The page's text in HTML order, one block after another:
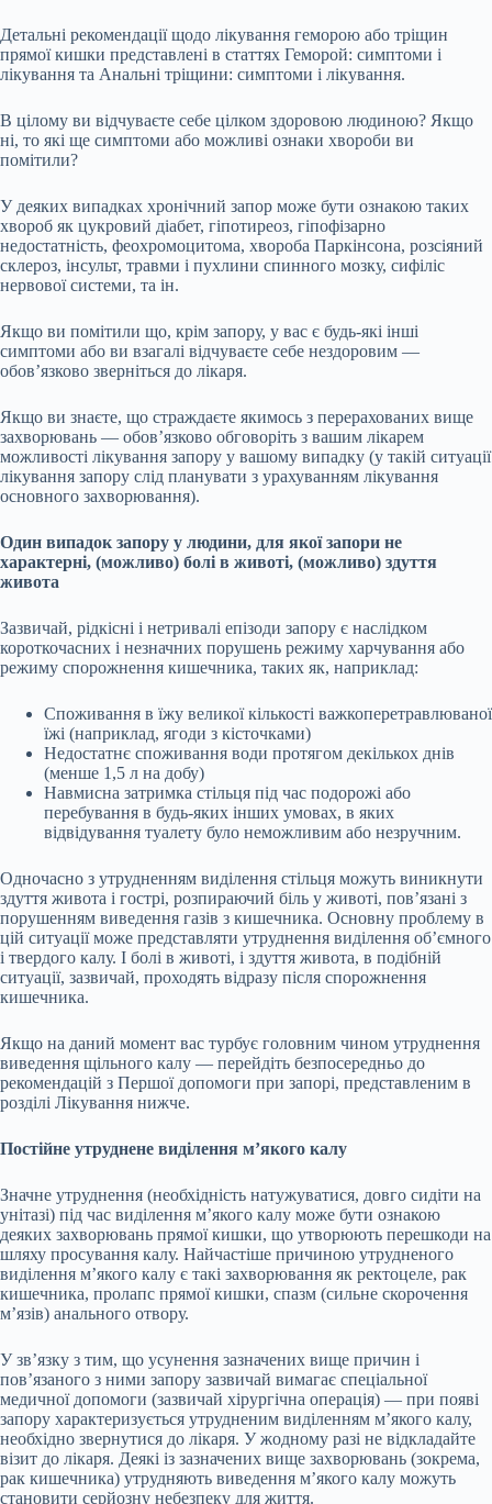
Детальні рекомендації щодо лікування геморою або тріщин
прямої кишки представлені в статтях Геморой: симптоми і
лікування та Анальні тріщини: симптоми і лікування.
В цілому ви відчуваєте себе цілком здоровою людиною? Якщо
ні, то які ще симптоми або можливі ознаки хвороби ви
помітили?
У деяких випадках хронічний запор може бути ознакою таких
хвороб як цукровий діабет, гіпотиреоз, гіпофізарно
недостатність, феохромоцитома, хвороба Паркінсона, розсіяний
склероз, інсульт, травми і пухлини спинного мозку, сифіліс
нервової системи, та ін.
Якщо ви помітили що, крім запору, у вас є будь-які інші
симптоми або ви взагалі відчуваєте себе нездоровим —
обов’язково зверніться до лікаря.
Якщо ви знаєте, що страждаєте якимось з перерахованих вище
захворювань — обов’язково обговоріть з вашим лікарем
можливості лікування запору у вашому випадку (у такій ситуації
лікування запору слід планувати з урахуванням лікування
основного захворювання).
Один випадок запору у людини, для якої запори не
характерні, (можливо) болі в животі, (можливо) здуття
живота
Зазвичай, рідкісні і нетривалі епізоди запору є наслідком
короткочасних і незначних порушень режиму харчування або
режиму спорожнення кишечника, таких як, наприклад:
Споживання в їжу великої кількості важкоперетравлюваної
їжі (наприклад, ягоди з кісточками)
Недостатнє споживання води протягом декількох днів
(менше 1,5 л на добу)
Навмисна затримка стільця під час подорожі або
перебування в будь-яких інших умовах, в яких
відвідування туалету було неможливим або незручним.
Одночасно з утрудненням виділення стільця можуть виникнути
здуття живота і гострі, розпираючий біль у животі, пов’язані з
порушенням виведення газів з кишечника. Основну проблему в
цій ситуації може представляти утруднення виділення об’ємного
і твердого калу. І болі в животі, і здуття живота, в подібній
ситуації, зазвичай, проходять відразу після спорожнення
кишечника.
Якщо на даний момент вас турбує головним чином утруднення
виведення щільного калу — перейдіть безпосередньо до
рекомендацій з Першої допомоги при запорі, представленим в
розділі Лікування нижче.
Постійне утруднене виділення м’якого калу
Значне утруднення (необхідність натужуватися, довго сидіти на
унітазі) під час виділення м’якого калу може бути ознакою
деяких захворювань прямої кишки, що утворюють перешкоди на
шляху просування калу. Найчастіше причиною утрудненого
виділення м’якого калу є такі захворювання як ректоцеле, рак
кишечника, пролапс прямої кишки, спазм (сильне скорочення
м’язів) анального отвору.
У зв’язку з тим, що усунення зазначених вище причин і
пов’язаного з ними запору зазвичай вимагає спеціальної
медичної допомоги (зазвичай хірургічна операція) — при появі
запору характеризується утрудненим виділенням м’якого калу,
необхідно звернутися до лікаря. У жодному разі не відкладайте
візит до лікаря. Деякі із зазначених вище захворювань (зокрема,
рак кишечника) утрудняють виведення м’якого калу можуть
становити серйозну небезпеку для життя.